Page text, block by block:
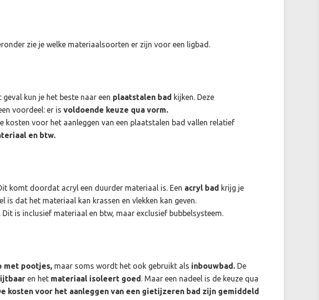
zie je welke materiaalsoorten er zijn voor een ligbad.
kun je het beste naar een plaatstalen bad kijken. Deze
voordeel: er is voldoende keuze qua vorm.
kosten voor het aanleggen van een plaatstalen bad vallen relatief
en btw.
komt doordat acryl een duurder materiaal is. Een acryl bad krijg je
is dat het materiaal kan krassen en vlekken kan geven.
Dit is inclusief materiaal en btw, maar exclusief bubbelsysteem.
met pootjes, maar soms wordt het ook gebruikt als inbouwbad. De
en het materiaal isoleert goed. Maar een nadeel is de keuze qua
kosten voor het aanleggen van een gietijzeren bad zijn gemiddeld